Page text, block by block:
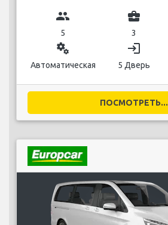
group
5
business_center
3
miscellaneous_services
Автоматическая
login
5 Дверь
ПОСМОТРЕТЬ...